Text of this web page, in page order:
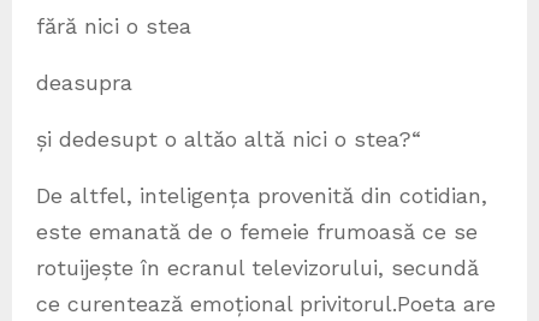
fără nici o stea
deasupra
și dedesupt o altăo altă nici o stea?“
De altfel, inteligența provenită din cotidian,
este emanată de o femeie frumoasă ce se
rotuijește în ecranul televizorului, secundă
ce curentează emoțional privitorul.Poeta are